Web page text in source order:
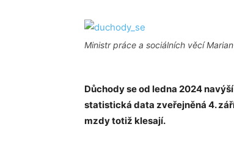
Ministr práce a sociálních věcí
Důchody se od ledna 2024
statistická data zveřejněná 4.
mzdy totiž klesají.